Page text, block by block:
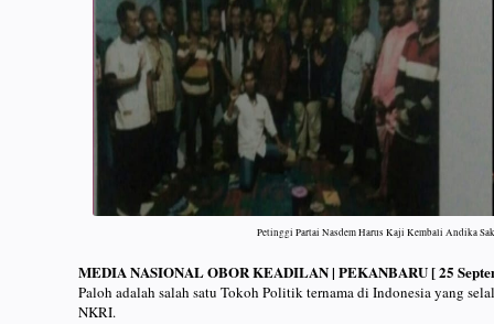
Petinggi Partai Nasdem Harus Kaji Kembali Andika
MEDIA NASIONAL OBOR KEADILAN | PEKANBARU [ 25
Paloh adalah salah satu Tokoh Politik ternama di Indonesia yang
NKRI.